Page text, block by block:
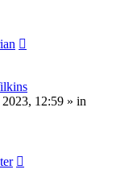
12:59 » in